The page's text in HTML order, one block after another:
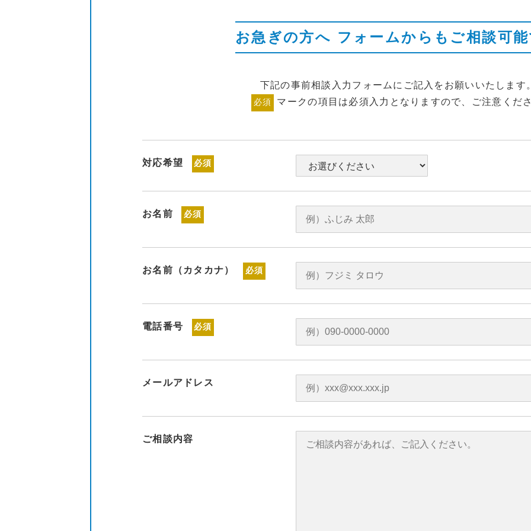
お急ぎの方へ フォームからもご相談可
下記の事前相談入力フォームにご記入をお願いいたします。
必須 マークの項目は必須入力となりますので、ご注意くださ
対応希望 必須
お名前 必須
お名前（カタカナ） 必須
電話番号 必須
メールアドレス
ご相談内容